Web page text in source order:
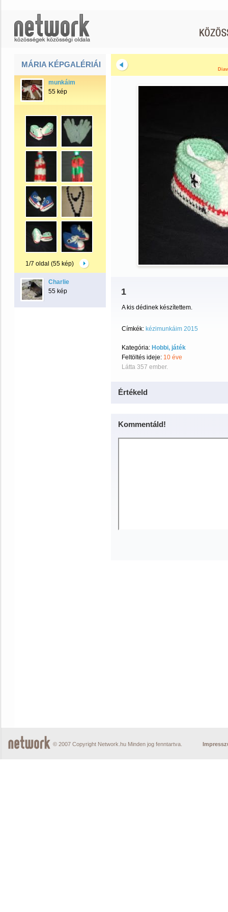
MÁRIA KÉPGALÉRIÁI
munkáim
55 kép
1/7 oldal (55 kép)
Charlie
55 kép
1
A kis dédinek készítettem.
Címkék: kézimunkáim 2015
Kategória: Hobbi, játék
Feltöltés ideje: 10 éve
Látta 357 ember.
Értékeld
Kommentáld!
© 2007 Copyright Network.hu Minden jog fenntartva.